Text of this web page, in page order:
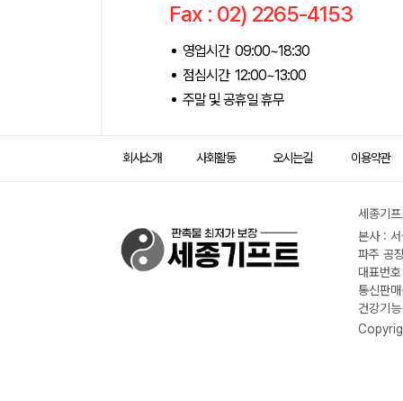
Fax : 02) 2265-4153
영업시간 09:00~18:30
점심시간 12:00~13:00
주말 및 공휴일 휴무
회사소개 사회활동 오시는길 이용약관
세종기
본사 :
파주 공
대표번
통신판
건강기